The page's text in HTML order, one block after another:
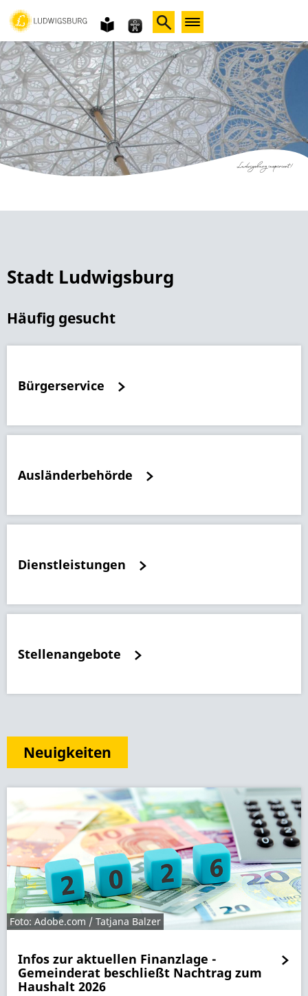
Gebärdensprache
leichte
Sprache
Stadt Ludwigsburg
Häufig gesucht
Bürgerservice
Ausländerbehörde
Dienstleistungen
Stellenangebote
Neuigkeiten
Foto: Adobe.com / Tatjana Balzer
Infos zur aktuellen Finanzlage -
Gemeinderat beschließt Nachtrag zum
Haushalt 2026